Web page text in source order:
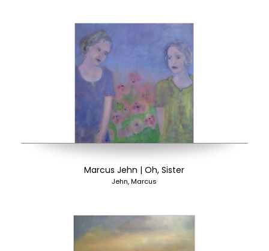
Marcus Jehn | Oh, Sister
Jehn, Marcus